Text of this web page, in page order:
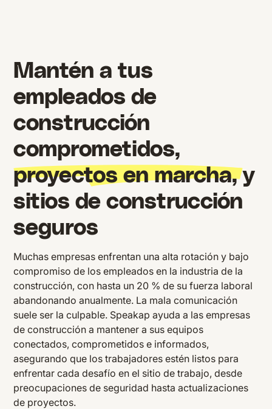
Mantén a tus
empleados de
construcción
comprometidos,
proyectos en marcha,y
sitios de construcción
seguros
Muchas empresas enfrentan una alta rotación y bajo
compromiso de los empleados en la industria de la
construcción, con hasta un 20 % de su fuerza laboral
abandonando anualmente. La mala comunicación
suele ser la culpable. Speakap ayuda a las empresas
de construcción a mantener a sus equipos
conectados, comprometidos e informados,
asegurando que los trabajadores estén listos para
enfrentar cada desafío en el sitio de trabajo, desde
preocupaciones de seguridad hasta actualizaciones
de proyectos.